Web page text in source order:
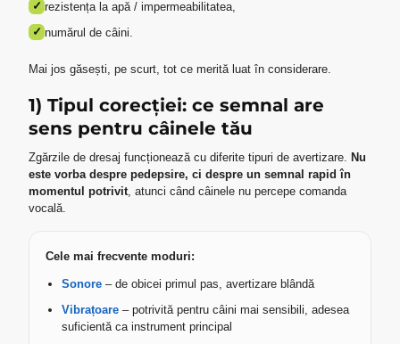
✓ rezistența la apă / impermeabilitatea,
✓ numărul de câini.
Mai jos găsești, pe scurt, tot ce merită luat în considerare.
1) Tipul corecției: ce semnal are
sens pentru câinele tău
Zgărzile de dresaj funcționează cu diferite tipuri de avertizare.
Nu
este vorba despre pedepsire, ci despre un semnal rapid în
momentul potrivit , atunci când câinele nu percepe comanda
vocală.
Cele mai frecvente moduri:
Sonore – de obicei primul pas, avertizare blândă
Vibrațoare – potrivită pentru câini mai sensibili, adesea
suficientă ca instrument principal